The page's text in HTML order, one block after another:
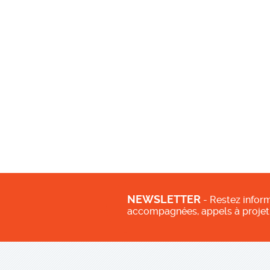
NEWSLETTER - Restez
accompagnées, appels à